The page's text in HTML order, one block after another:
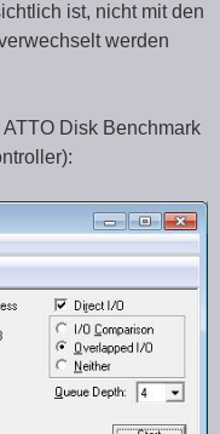
ist, nicht mit den
werden
Disk Benchmark